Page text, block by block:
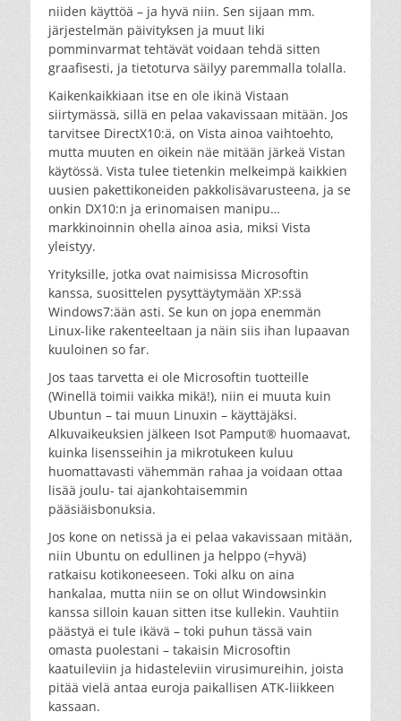
niiden käyttöä – ja hyvä niin. Sen sijaan mm.
järjestelmän päivityksen ja muut liki
pomminvarmat tehtävät voidaan tehdä sitten
graafisesti, ja tietoturva säilyy paremmalla tolalla.
Kaikenkaikkiaan itse en ole ikinä Vistaan
siirtymässä, sillä en pelaa vakavissaan mitään. Jos
tarvitsee DirectX10:ä, on Vista ainoa vaihtoehto,
mutta muuten en oikein näe mitään järkeä Vistan
käytössä. Vista tulee tietenkin melkeimpä kaikkien
uusien pakettikoneiden pakkolisävarusteena, ja se
onkin DX10:n ja erinomaisen manipu…
markkinoinnin ohella ainoa asia, miksi Vista
yleistyy.
Yrityksille, jotka ovat naimisissa Microsoftin
kanssa, suosittelen pysyttäytymään XP:ssä
Windows7:ään asti. Se kun on jopa enemmän
Linux-like rakenteeltaan ja näin siis ihan lupaavan
kuuloinen so far.
Jos taas tarvetta ei ole Microsoftin tuotteille
(Winellä toimii vaikka mikä!), niin ei muuta kuin
Ubuntun – tai muun Linuxin – käyttäjäksi.
Alkuvaikeuksien jälkeen Isot Pamput® huomaavat,
kuinka lisensseihin ja mikrotukeen kuluu
huomattavasti vähemmän rahaa ja voidaan ottaa
lisää joulu- tai ajankohtaisemmin
pääsiäisbonuksia.
Jos kone on netissä ja ei pelaa vakavissaan mitään,
niin Ubuntu on edullinen ja helppo (=hyvä)
ratkaisu kotikoneeseen. Toki alku on aina
hankalaa, mutta niin se on ollut Windowsinkin
kanssa silloin kauan sitten itse kullekin. Vauhtiin
päästyä ei tule ikävä – toki puhun tässä vain
omasta puolestani – takaisin Microsoftin
kaatuileviin ja hidasteleviin virusimureihin, joista
pitää vielä antaa euroja paikallisen ATK-liikkeen
kassaan.